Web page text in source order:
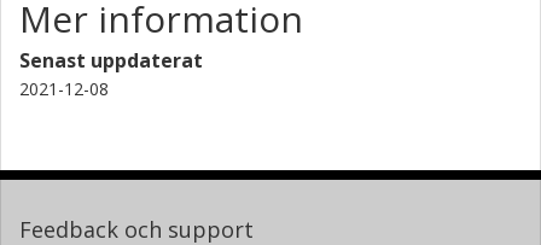
Mer information
Senast uppdaterat
2021-12-08
Feedback och support